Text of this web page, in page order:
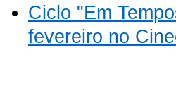
Ciclo "Em
fevereiro no